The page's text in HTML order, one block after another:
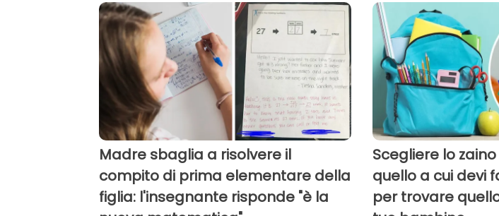
Madre sbaglia a risolvere il
compito di prima elementare della
figlia: l'insegnante risponde "è la
Scegliere lo
quello a cui devi
per trovare